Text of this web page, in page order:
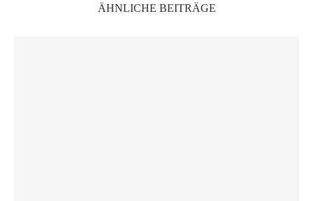
ÄHNLICHE BEITRÄGE